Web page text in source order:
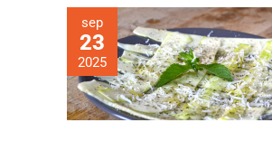
sep
23
2025